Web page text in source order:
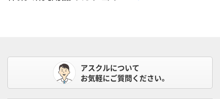
アスクルについて
お気軽にご質問ください。